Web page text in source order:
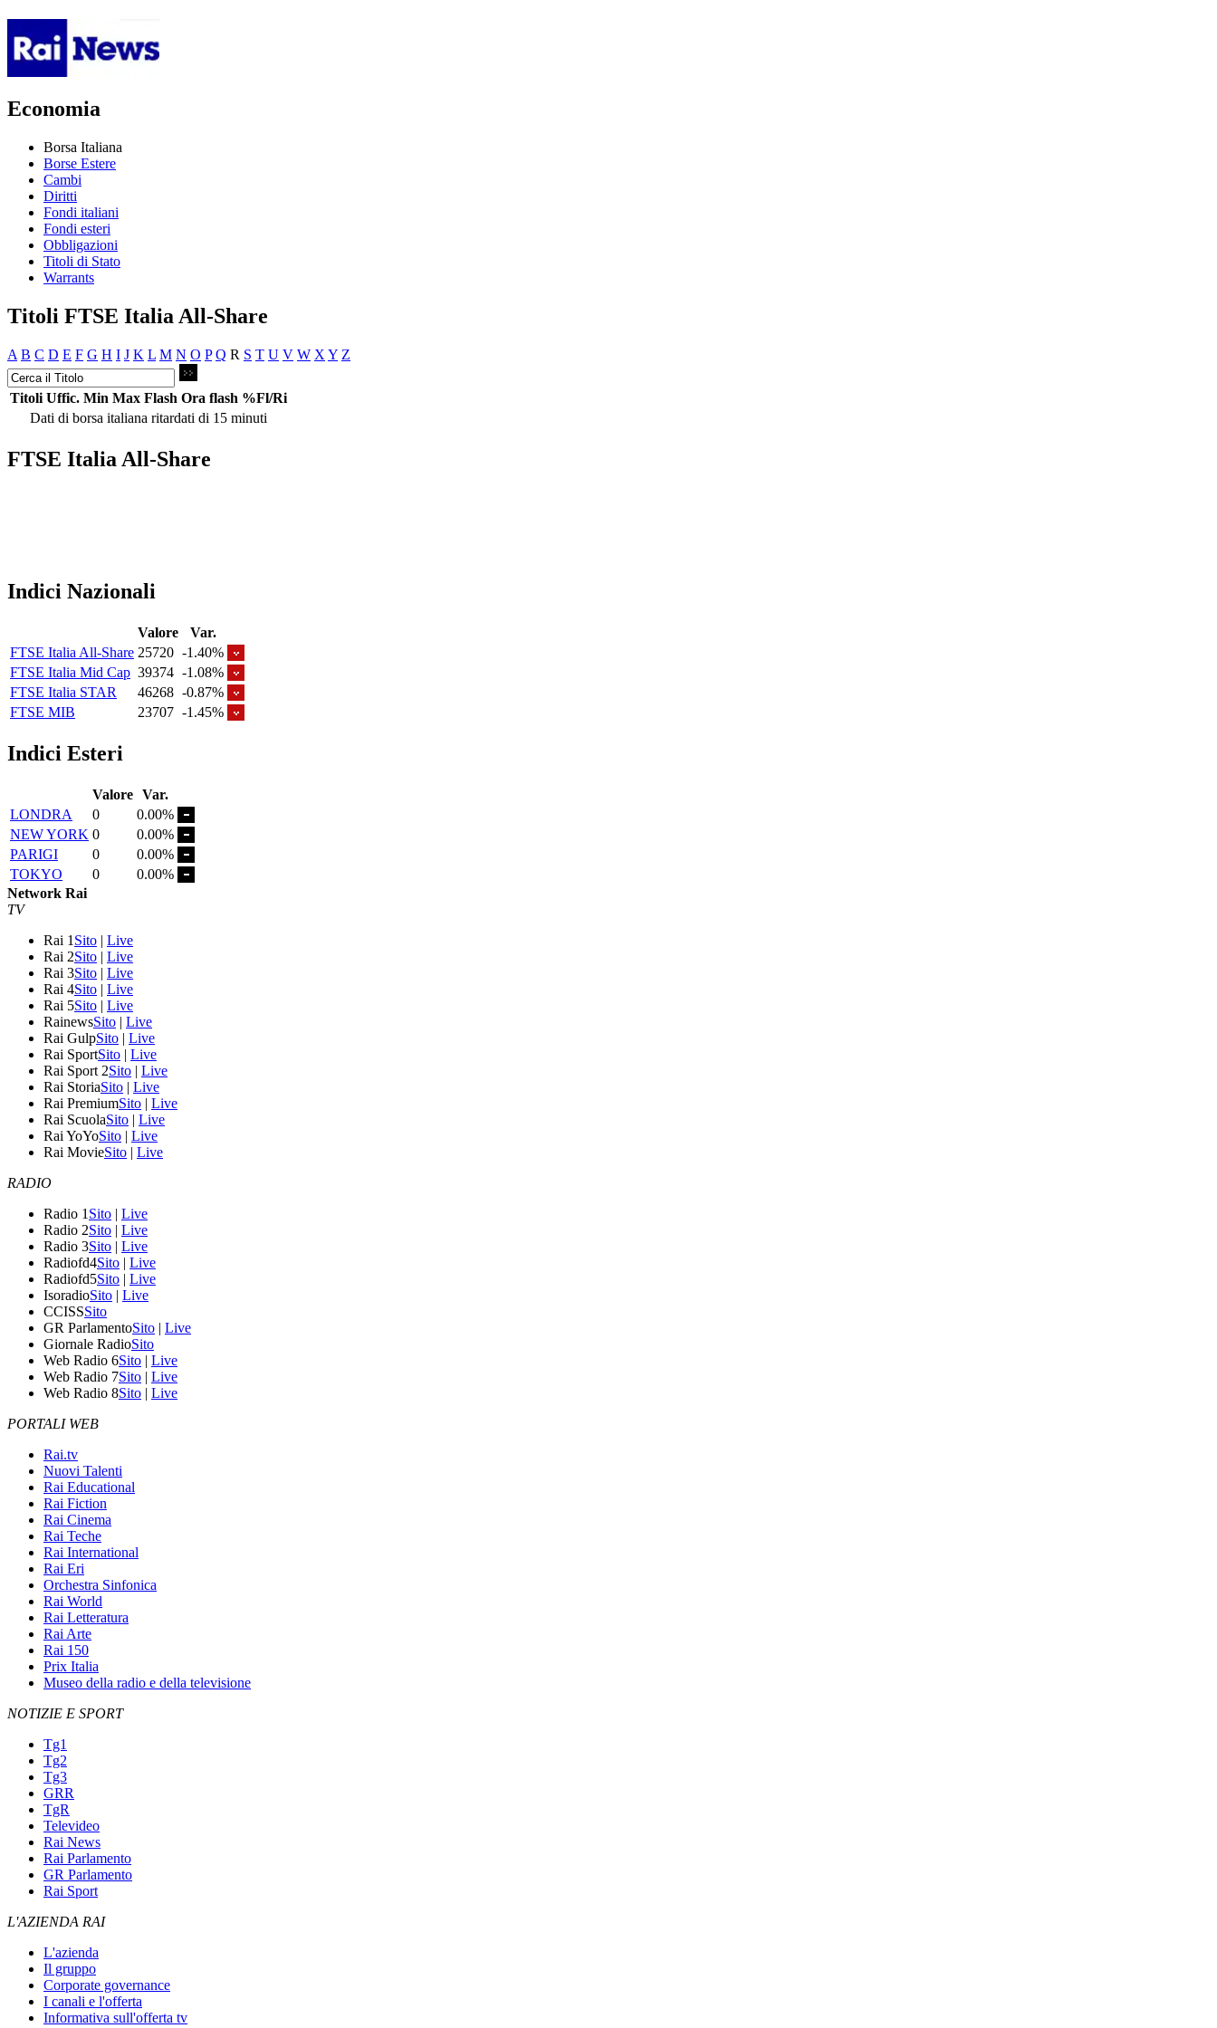
Economia
Borsa Italiana
Borse Estere
Cambi
Diritti
Fondi italiani
Fondi esteri
Obbligazioni
Titoli di Stato
Warrants
Titoli FTSE Italia All-Share
A B C D E F G H I J K L M N O P Q R S T U V W X Y Z
Titoli Uffic. Min Max Flash Ora flash %Fl/Ri
Dati di borsa italiana ritardati di 15 minuti
FTSE Italia All-Share
Indici Nazionali
Valore
Var.
FTSE Italia All-Share 25720 -1.40%
FTSE Italia Mid Cap 39374 -1.08%
FTSE Italia STAR
46268 -0.87%
FTSE MIB
23707 -1.45%
Indici Esteri
Valore Var.
LONDRA
0
0.00%
NEW YORK 0
0.00%
PARIGI
0
0.00%
TOKYO
0
0.00%
Network Rai
TV
Rai 1 Sito | Live
Rai 2Sito | Live
Rai 3Sito | Live
Rai 4Sito | Live
Rai 5Sito | Live
RainewsSito | Live
Rai GulpSito | Live
Rai SportSito | Live
Rai Sport 2Sito | Live
Rai StoriaSito | Live
Rai PremiumSito | Live
Rai ScuolaSito | Live
Rai YoYoSito | Live
Rai MovieSito | Live
RADIO
Radio 1 Sito | Live
Radio 2Sito | Live
Radio 3Sito | Live
Radiofd4Sito | Live
Radiofd5Sito | Live
IsoradioSito | Live
CCISSSito
GR ParlamentoSito | Live
Giornale RadioSito
Web Radio 6Sito | Live
Web Radio 7Sito | Live
Web Radio 8Sito | Live
PORTALI WEB
Rai.tv
Nuovi Talenti
Rai Educational
Rai Fiction
Rai Cinema
Rai Teche
Rai International
Rai Eri
Orchestra Sinfonica
Rai World
Rai Letteratura
Rai Arte
Rai 150
Prix Italia
Museo della radio e della televisione
NOTIZIE E SPORT
Tg1
Tg2
Tg3
GRR
TgR
Televideo
Rai News
Rai Parlamento
GR Parlamento
Rai Sport
L'AZIENDA RAI
L'azienda
Il gruppo
Corporate governance
I canali e l'offerta
Informativa sull'offerta tv